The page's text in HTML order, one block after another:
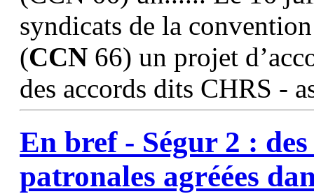
syndicats de la
(CCN 66) un projet
des accords dits CHRS -
En bref - Ségur 2 :
patronales agréées